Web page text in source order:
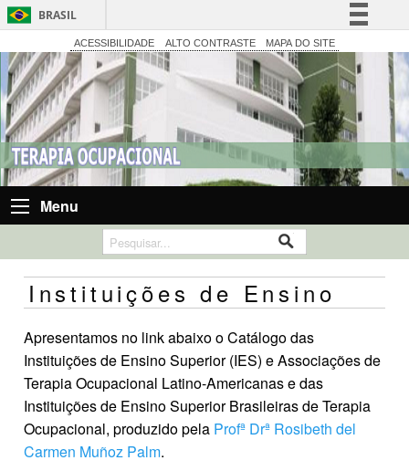
BRASIL
Simplifique!
Comunica BR
Participe
Acesso à informação
Legislação
Canais
ACESSIBILIDADE ALTO CONTRASTE MAPA DO SITE
Menu
Instituições de Ensino
Apresentamos no link abaixo o Catálogo das
Instituições de Ensino Superior (IES) e Associações de
Terapia Ocupacional Latino-Americanas e das
Instituições de Ensino Superior Brasileiras de Terapia
Ocupacional, produzido pela Profª Drª Rosibeth del
Carmen Muñoz Palm.